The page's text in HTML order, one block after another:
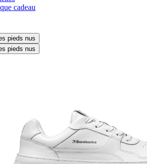
cadeau
pieds nus
pieds nus